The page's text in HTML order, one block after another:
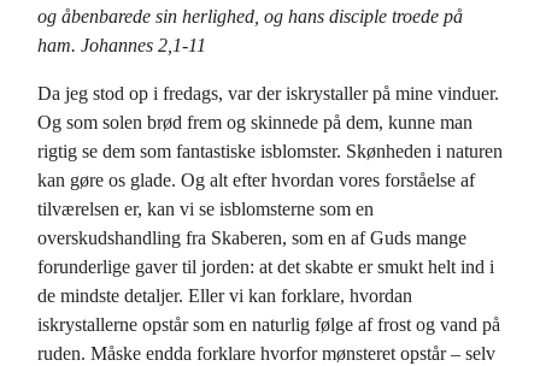
og åbenbarede sin herlighed, og hans disciple troede på
ham. Johannes 2,1-11
Da jeg stod op i fredags, var der iskrystaller på mine vinduer.
Og som solen brød frem og skinnede på dem, kunne man
rigtig se dem som fantastiske isblomster. Skønheden i naturen
kan gøre os glade. Og alt efter hvordan vores forståelse af
tilværelsen er, kan vi se isblomsterne som en
overskudshandling fra Skaberen, som en af Guds mange
forunderlige gaver til jorden: at det skabte er smukt helt ind i
de mindste detaljer. Eller vi kan forklare, hvordan
iskrystallerne opstår som en naturlig følge af frost og vand på
ruden. Måske endda forklare hvorfor mønsteret opstår – selv